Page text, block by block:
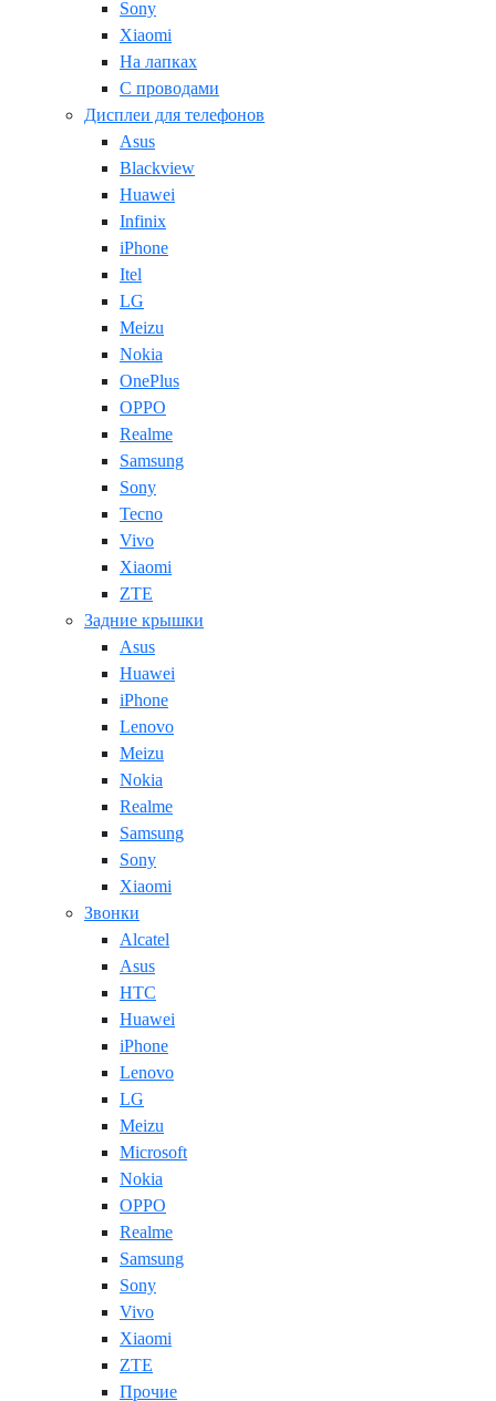
Sony
Xiaomi
На лапках
С проводами
Дисплеи для телефонов
Asus
Blackview
Huawei
Infinix
iPhone
Itel
LG
Meizu
Nokia
OnePlus
OPPO
Realme
Samsung
Sony
Tecno
Vivo
Xiaomi
ZTE
Задние крышки
Asus
Huawei
iPhone
Lenovo
Meizu
Nokia
Realme
Samsung
Sony
Xiaomi
Звонки
Alcatel
Asus
HTC
Huawei
iPhone
Lenovo
LG
Meizu
Microsoft
Nokia
OPPO
Realme
Samsung
Sony
Vivo
Xiaomi
ZTE
Прочие